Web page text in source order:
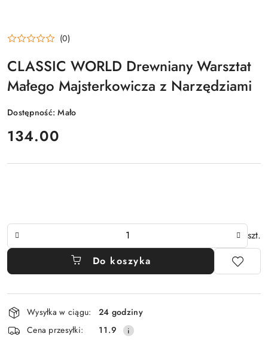
(0)
CLASSIC WORLD Drewniany Warsztat
Małego Majsterkowicza z Narzędziami
Dostępność:Mało
cena:
134.00
Ilość
szt.
Do koszyka
Dostępność
i
dostawa
Wysyłka w ciągu:
24 godziny
Cena przesyłki:
11.9